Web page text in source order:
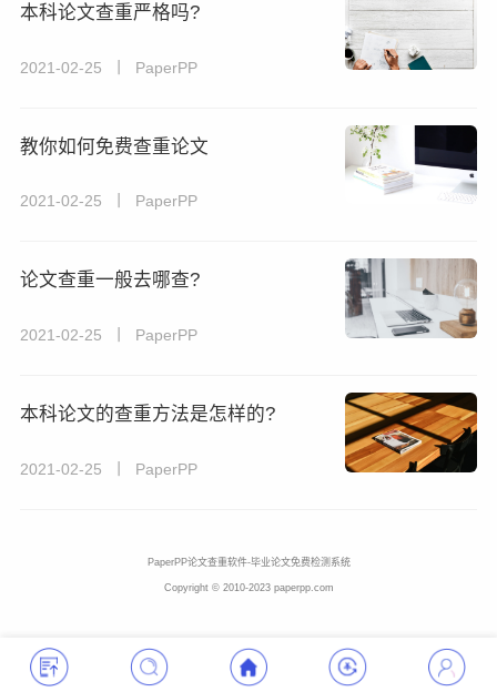
本科论文查重严格吗?
2021-02-25 丨 PaperPP
教你如何免费查重论文
2021-02-25 丨 PaperPP
论文查重一般去哪查?
2021-02-25 丨 PaperPP
本科论文的查重方法是怎样的?
2021-02-25 丨 PaperPP
PaperPP论文查重软件-毕业论文免费检测系统
Copyright © 2010-2023 paperpp.com